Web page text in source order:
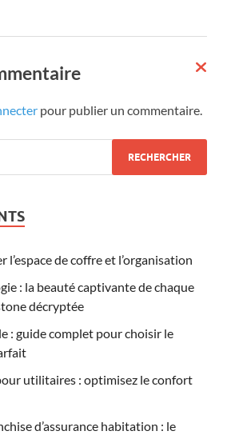
pour publier un commentaire.
de coffre et l’organisation
: la beauté captivante de chaque
décryptée
: guide complet pour choisir le
utilitaires : optimisez le confort
d’assurance habitation : le